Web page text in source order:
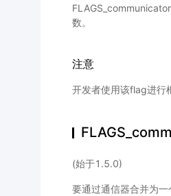
数。
注意
开发者使用该flag进行
(始于1.5.0)
要通过通信器合并为